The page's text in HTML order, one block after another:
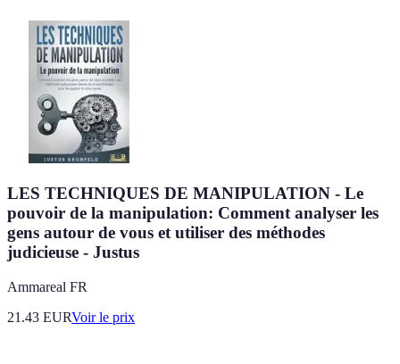
LES TECHNIQUES DE MANIPULATION - Le
pouvoir de la manipulation: Comment analyser les
gens autour de vous et utiliser des méthodes
judicieuse - Justus
Ammareal FR
21.43 EURVoir le prix